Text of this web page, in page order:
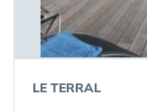
LE TERRAL